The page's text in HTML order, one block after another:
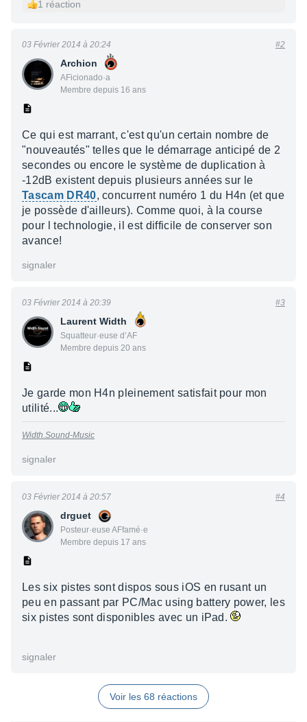
1 réaction
Archion
AFicionado·a
Membre depuis 16 ans
03 Février 2014 à 20:24 #2
Ce qui est marrant, c'est qu'un certain nombre de
"nouveautés" telles que le démarrage anticipé de 2
secondes ou encore le système de duplication à
-12dB existent depuis plusieurs années sur le
Tascam DR40, concurrent numéro 1 du H4n (et que
je possède d'ailleurs). Comme quoi, à la course
pour l technologie, il est difficile de conserver son
avance!
signaler
Laurent Width
Squatteur·euse d’AF
Membre depuis 20 ans
03 Février 2014 à 20:39 #3
Je garde mon H4n pleinement satisfait pour mon
utilité...
Width.Sound-Music
signaler
drguet
Posteur·euse AFfamé·e
Membre depuis 17 ans
03 Février 2014 à 20:57 #4
Les six pistes sont dispos sous iOS en rusant un
peu en passant par PC/Mac using battery power, les
six pistes sont disponibles avec un iPad.
signaler
Voir les 68 réactions